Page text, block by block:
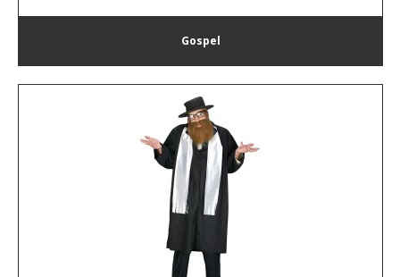
Gospel